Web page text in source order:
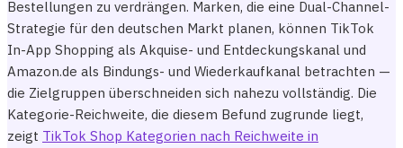
Bestellungen zu verdrängen. Marken, die eine Dual-Channel-
Strategie für den deutschen Markt planen, können TikTok
In-App Shopping als Akquise- und Entdeckungskanal und
Amazon.de als Bindungs- und Wiederkaufkanal betrachten —
die Zielgruppen überschneiden sich nahezu vollständig. Die
Kategorie-Reichweite, die diesem Befund zugrunde liegt,
zeigt TikTok Shop Kategorien nach Reichweite in